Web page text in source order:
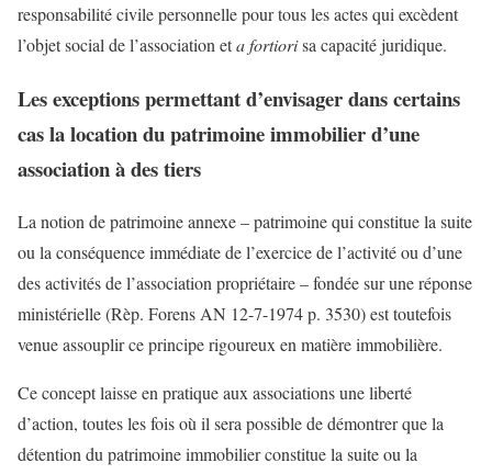
responsabilité civile personnelle pour tous les actes qui excèdent
l’objet social de l’association eta fortiorisa capacité juridique.
Les exceptions permettant d’envisager dans certains
cas la location du patrimoine immobilier d’une
association à des tiers
La notion de patrimoine annexe – patrimoine qui constitue la suite
ou la conséquence immédiate de l’exercice de l’activité ou d’une
des activités de l’association propriétaire – fondée sur une réponse
ministérielle (Rèp. Forens AN 12-7-1974 p. 3530) est toutefois
venue assouplir ce principe rigoureux en matière immobilière.
Ce concept laisse en pratique aux associations une liberté
d’action, toutes les fois où il sera possible de démontrer que la
détention du patrimoine immobilier constitue la suite ou la